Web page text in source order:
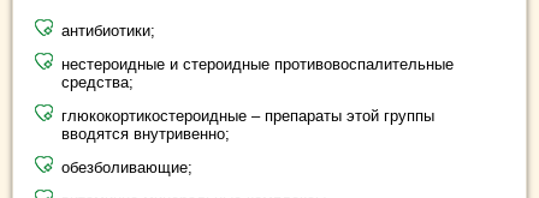
антибиотики;
нестероидные и стероидные противовоспалительные
средства;
глюкокортикостероидные – препараты этой группы
вводятся внутривенно;
обезболивающие;